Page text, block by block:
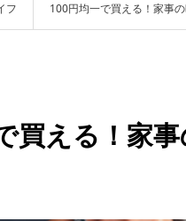
フ 100円均一で買える！家事
買える！家